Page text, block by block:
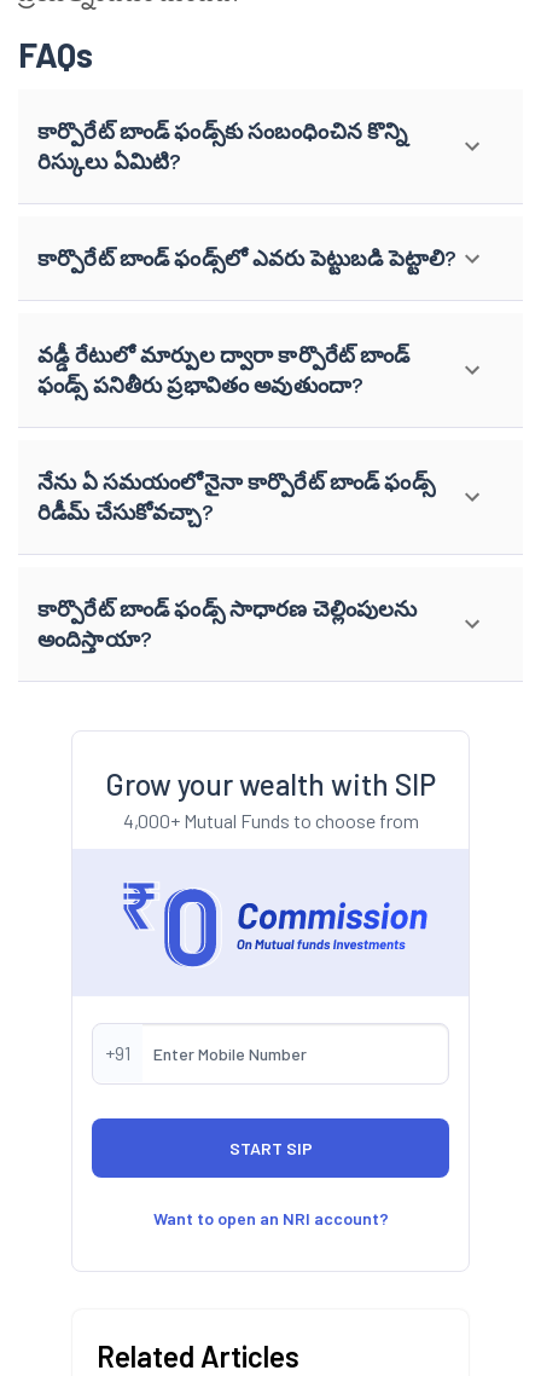
FAQs
కార్పొరేట్ బాండ్ ఫండ్స్‌కు సంబంధించిన కొన్ని
రిస్కులు ఏమిటి?
కార్పొరేట్ బాండ్ ఫండ్స్‌లో ఎవరు పెట్టుబడి పెట్టాలి?
వడ్డీ రేటులో మార్పుల ద్వారా కార్పొరేట్ బాండ్
ఫండ్స్ పనితీరు ప్రభావితం అవుతుందా?
నేను ఏ సమయంలోనైనా కార్పొరేట్ బాండ్ ఫండ్స్
రిడీమ్ చేసుకోవచ్చా?
కార్పొరేట్ బాండ్ ఫండ్స్ సాధారణ చెల్లింపులను
అందిస్తాయా?
Grow your wealth with SIP
4,000+ Mutual Funds to choose from
+91
Want to open an NRI account?
Related Articles